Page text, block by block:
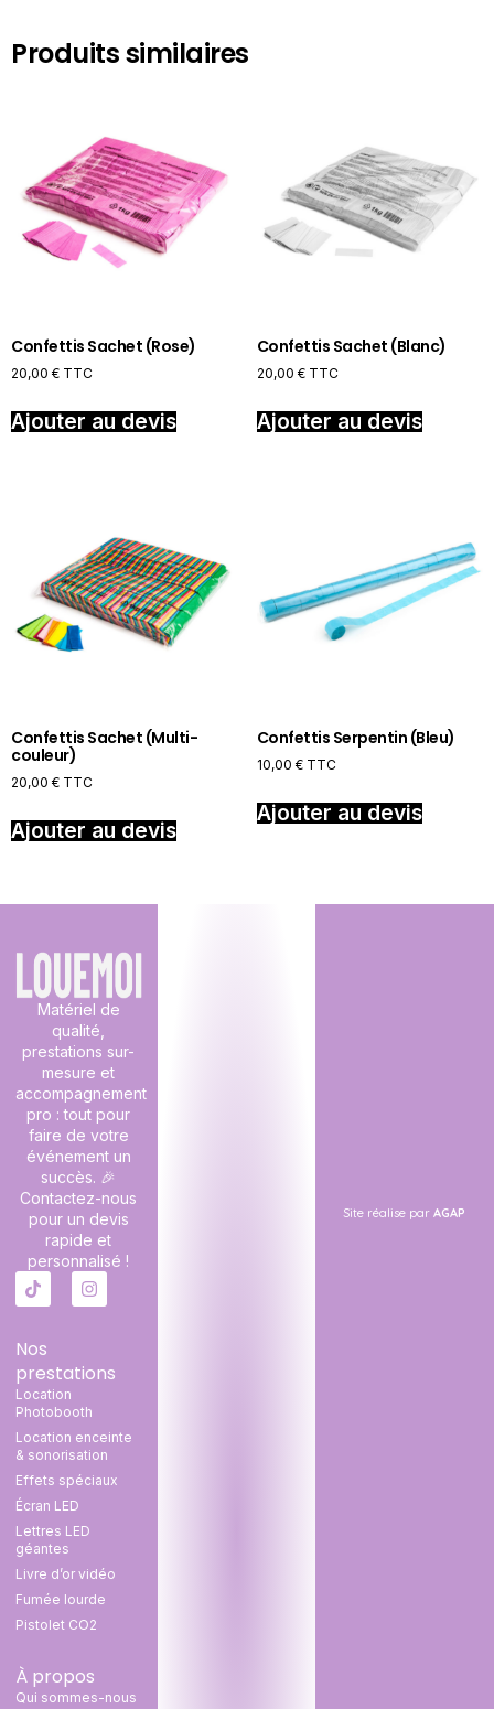
Produits similaires
Confettis Sachet (Rose)
20,00 € TTC
Ajouter au devis
Confettis Sachet (Blanc)
20,00 € TTC
Ajouter au devis
Confettis Sachet (Multi-
couleur)
20,00 € TTC
Ajouter au devis
Confettis Serpentin (Bleu)
10,00 € TTC
Ajouter au devis
Matériel de
qualité,
prestations sur-
mesure et
accompagnement
pro : tout pour
faire de votre
événement un
succès. 🎉
Contactez-nous
pour un devis
rapide et
personnalisé !
Nos
prestations
Location
Photobooth
Location enceinte
& sonorisation
Effets spéciaux
Écran LED
Lettres LED
géantes
Livre d’or vidéo
Fumée lourde
Pistolet CO2
À propos
Qui sommes-nous
Site réalise parAGAP